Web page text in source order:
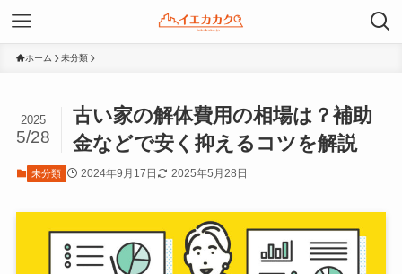
ホーム 未分類
古い家の解体費用の相場は？補助
金などで安く抑えるコツを解説
2025
5/28
未分類 2024年9月17日 2025年5月28日